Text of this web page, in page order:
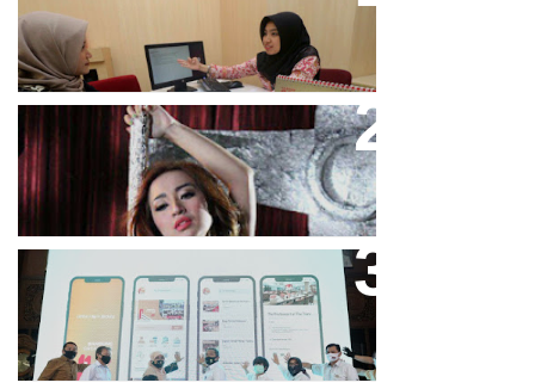
Keuangan Syariah Di Indonesia
Meningkat
Cupi Cupita Luncurkan Single
“Yo Uwis”
Bandung Great Sale 2020 Go
Online Resmi Dimulai